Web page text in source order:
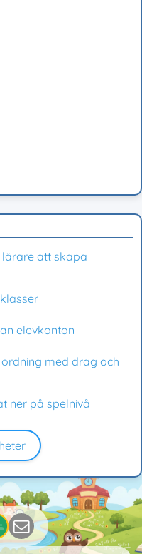
lärare att skapa
elevkonton
med drag och
ner på spelnivå